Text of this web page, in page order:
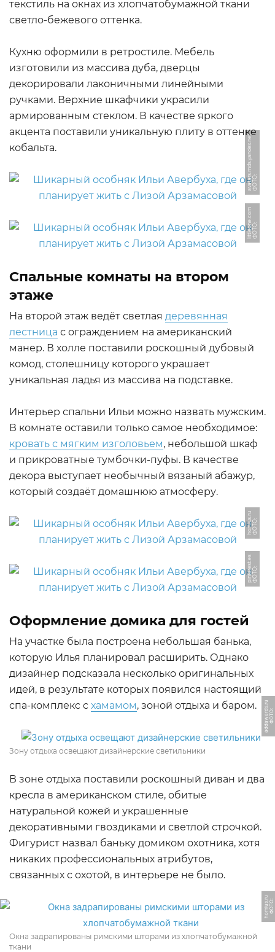
текстиль на окнах из хлопчатобумажной ткани
светло-бежевого оттенка.
Кухню оформили в ретростиле. Мебель
изготовили из массива дуба, дверцы
декорировали лаконичными линейными
ручками. Верхние шкафчики украсили
армированным стеклом. В качестве яркого
акцента поставили уникальную плиту в оттенке
кобальта.
Ф
О
Т
О:
a
v
a
t
a
r
s.
m
d
s.
y
a
n
d
e
x.
n
e
t
Ф
О
Т
О:
li
t
tl
e
o
n
e.
c
o
m
Спальные комнаты на втором
этаже
На второй этаж ведёт светлая деревянная
лестница с ограждением на американский
манер. В холле поставили роскошный дубовый
комод, столешницу которого украшает
уникальная ладья из массива на подставке.
Интерьер спальни Ильи можно назвать мужским.
В комнате оставили только самое необходимое:
кровать с мягким изголовьем, небольшой шкаф
и прикроватные тумбочки-пуфы. В качестве
декора выступает необычный вязаный абажур,
который создаёт домашнюю атмосферу.
Ф
О
Т
О:
h
o
mi
u
s.
r
u
Ф
О
Т
О:
pi
n
t
e
r
e
s
t.
e
s
Оформление домика для гостей
На участке была построена небольшая банька,
которую Илья планировал расширить. Однако
дизайнер подсказала несколько оригинальных
идей, в результате которых появился настоящий
спа-комплекс с хамамом, зоной отдыха и баром.
Ф
О
Т
О:
a
d
d
a
w
a
r
d
s.
r
u
Зону отдыха освещают дизайнерские светильники
В зоне отдыха поставили роскошный диван и два
кресла в американском стиле, обитые
натуральной кожей и украшенные
декоративными гвоздиками и светлой строчкой.
Фигурист назвал баньку домиком охотника, хотя
никаких профессиональных атрибутов,
связанных с охотой, в интерьере не было.
Ф
О
Т
О:
h
o
mi
u
s.
r
u
Окна задрапированы римскими шторами из хлопчатобумажной
ткани